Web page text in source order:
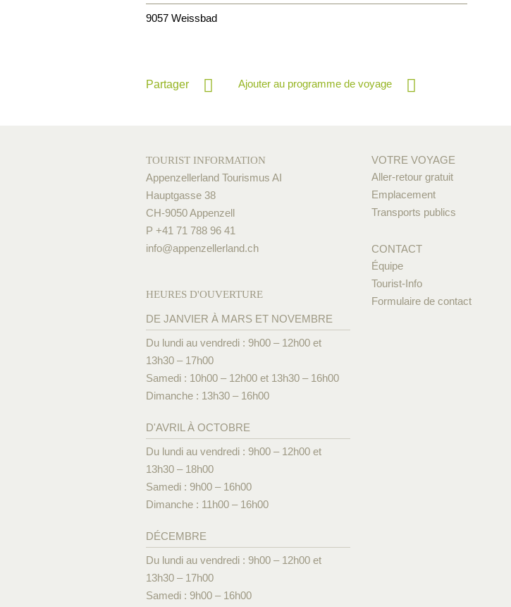
9057 Weissbad
Partager Ajouter au programme de voyage
TOURIST INFORMATION
Appenzellerland Tourismus AI
Hauptgasse 38
CH-9050 Appenzell
P +41 71 788 96 41
info@appenzellerland.ch
HEURES D'OUVERTURE
DE JANVIER À MARS ET NOVEMBRE
Du lundi au vendredi : 9h00 – 12h00 et
13h30 – 17h00
Samedi : 10h00 – 12h00 et 13h30 – 16h00
Dimanche : 13h30 – 16h00
D'AVRIL À OCTOBRE
Du lundi au vendredi : 9h00 – 12h00 et
13h30 – 18h00
Samedi : 9h00 – 16h00
Dimanche : 11h00 – 16h00
DÉCEMBRE
Du lundi au vendredi : 9h00 – 12h00 et
13h30 – 17h00
Samedi : 9h00 – 16h00
VOTRE VOYAGE
Aller-retour gratuit
Emplacement
Transports publics
CONTACT
Équipe
Tourist-Info
Formulaire de contact